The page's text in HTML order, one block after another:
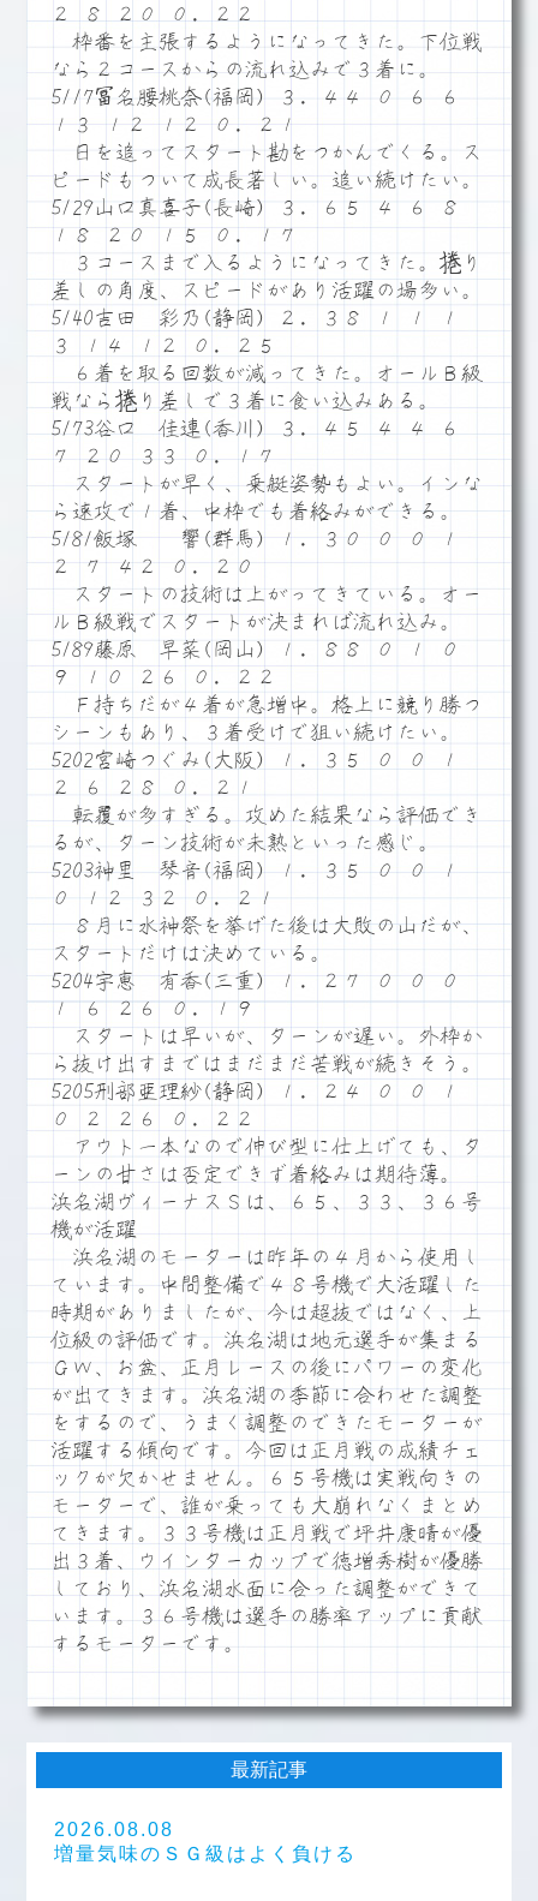
２ ８ ２０ ０．２２
枠番を主張するようになってきた。下位戦
なら２コースからの流れ込みで３着に。
5117冨名腰桃奈(福岡) ３．４４ ０ ６ ６
１３ １２ １２ ０．２１
日を追ってスタート勘をつかんでくる。ス
ピードもついて成長著しい。追い続けたい。
5129山口真喜子(長崎) ３．６５ ４ ６ ８
１８ ２０ １５ ０．１７
３コースまで入るようになってきた。捲り
差しの角度、スピードがあり活躍の場多い。
5140吉田 彩乃(静岡) ２．３８ １ １ １
３ １４ １２ ０．２５
６着を取る回数が減ってきた。オールＢ級
戦なら捲り差しで３着に食い込みある。
5173谷口 佳連(香川) ３．４５ ４ ４ ６
７ ２０ ３３ ０．１７
スタートが早く、乗艇姿勢もよい。インな
ら速攻で１着、中枠でも着絡みができる。
5181飯塚 響(群馬) １．３０ ０ ０ １
２ ７ ４２ ０．２０
スタートの技術は上がってきている。オー
ルＢ級戦でスタートが決まれば流れ込み。
5189藤原 早菜(岡山) １．８８ ０ １ ０
９ １０ ２６ ０．２２
Ｆ持ちだが４着が急増中。格上に競り勝つ
シーンもあり、３着受けで狙い続けたい。
5202宮崎つぐみ(大阪) １．３５ ０ ０ １
２ ６ ２８ ０．２１
転覆が多すぎる。攻めた結果なら評価でき
るが、ターン技術が未熟といった感じ。
5203神里 琴音(福岡) １．３５ ０ ０ １
０ １２ ３２ ０．２１
８月に水神祭を挙げた後は大敗の山だが、
スタートだけは決めている。
5204宇恵 有香(三重) １．２７ ０ ０ ０
１ ６ ２６ ０．１９
スタートは早いが、ターンが遅い。外枠か
ら抜け出すまではまだまだ苦戦が続きそう。
5205刑部亜理紗(静岡) １．２４ ０ ０ １
０ ２ ２６ ０．２２
アウト一本なので伸び型に仕上げても、タ
ーンの甘さは否定できず着絡みは期待薄。
浜名湖ヴィーナスＳは、６５、３３、３６号
機が活躍
浜名湖のモーターは昨年の４月から使用し
ています。中間整備で４８号機で大活躍した
時期がありましたが、今は超抜ではなく、上
位級の評価です。浜名湖は地元選手が集まる
ＧＷ、お盆、正月レースの後にパワーの変化
が出てきます。浜名湖の季節に合わせた調整
をするので、うまく調整のできたモーターが
活躍する傾向です。今回は正月戦の成績チェ
ックが欠かせません。６５号機は実戦向きの
モーターで、誰が乗っても大崩れなくまとめ
てきます。３３号機は正月戦で坪井康晴が優
出３着、ウインターカップで徳増秀樹が優勝
しており、浜名湖水面に合った調整ができて
います。３６号機は選手の勝率アップに貢献
するモーターです。
最新記事
2026.08.08
増量気味のＳＧ級はよく負ける